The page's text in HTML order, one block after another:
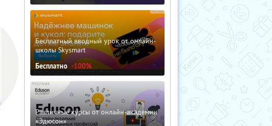
Бесплатный вводный урок от онлайн-
школы Skysmart
Бесплатно -100%
Различные курсы от онлайн-академии
«Эдюсон»